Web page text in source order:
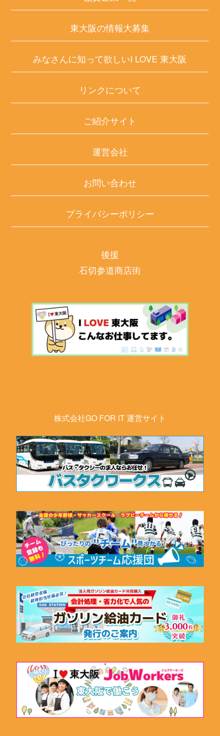
東大阪の情報大募集
みなさんに知って欲しいI LOVE 東大阪
リンクについて
ご紹介サイト
運営会社
お問い合わせ
プライバシーポリシー
後援
石切参道商店街
株式会社GO FOR IT 運営サイト